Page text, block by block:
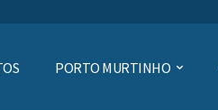
PORTO MURTINHO